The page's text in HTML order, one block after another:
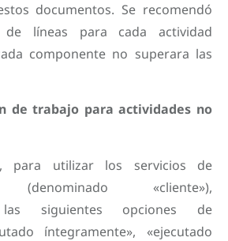
documentos. Se recomendó
líneas para cada actividad
componente no superara las
de trabajo para actividades no
para utilizar los servicios de
(denominado «cliente»),
las siguientes opciones de
íntegramente», «ejecutado